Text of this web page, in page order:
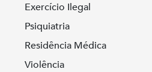
Exercício Ilegal
Psiquiatria
Residência Médica
Violência